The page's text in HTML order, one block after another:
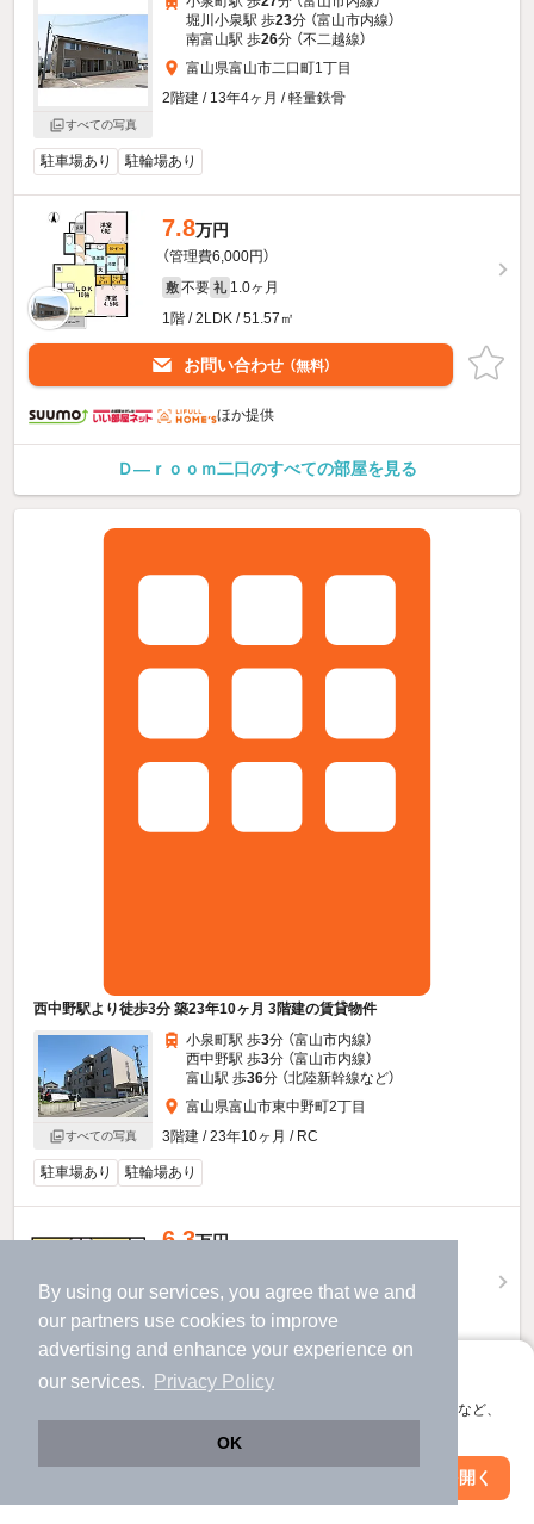
By using our services, you agree that we and
our partners use cookies to improve
advertising and enhance your experience on
our services.
Privacy Policy
OK
アプリに切り替えて、サクサクお部屋探し
会員登録なしですぐ使える。マップ検索やお気に入り保存など、
アプリを開く
すべての写真
堀川小泉駅 歩23分 （富山市内線）
南富山駅 歩26分 （不二越線）
富山県富山市二口町1丁目
2階建 / 13年4ヶ月 / 軽量鉄骨
駐車場あり 駐輪場あり
7.8万円
（管理費6,000円）
敷 不要 礼 1.0ヶ月
1階 / 2LDK / 51.57㎡
お問い合わせ （無料）
ほか提供
Ｄ—ｒｏｏｍ二口のすべての部屋を見る
西中野駅より徒歩3分 築23年10ヶ月 3階建の賃貸物件
すべての写真
小泉町駅 歩3分 （富山市内線）
西中野駅 歩3分 （富山市内線）
富山駅 歩36分 （北陸新幹線など）
富山県富山市東中野町2丁目
3階建 / 23年10ヶ月 / RC
駐車場あり 駐輪場あり
6.3万円
敷 2.0ヶ月 礼 不要
3階 / 2LDK / 53.47㎡
お問い合わせ
絞り込み条件を変更